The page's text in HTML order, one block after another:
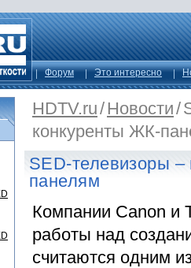
Форум Это интересно
HDTV.ru/Новости/
конкуренты ЖК-
SED-телевизоры
панелям
Компании Canon и
работы над
считаются одним